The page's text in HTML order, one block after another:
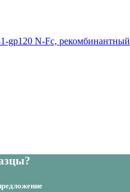
gp120 N-Fc, рекомбинантный